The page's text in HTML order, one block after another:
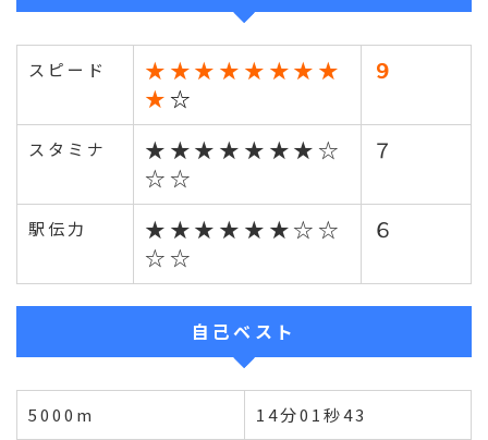
スピード
★★★★★★★★
★ ☆
９
スタミナ
★★★★★★★☆
☆☆
７
駅伝力
★★★★★★☆☆
☆☆
６
自己ベスト
5000m 14分01秒43